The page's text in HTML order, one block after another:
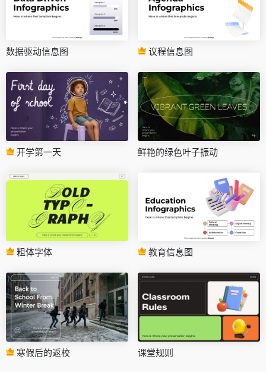
数据驱动信息图 议程信息图
开学第一天 鲜艳的绿色叶子振动
粗体字体 教育信息图
寒假后的返校 课堂规则